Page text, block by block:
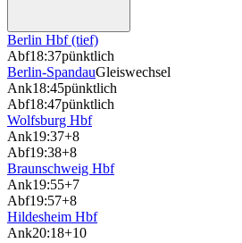
Berlin Hbf (tief)
Abf18:37pünktlich
Berlin-SpandauGleiswechsel
Ank18:45pünktlich
Abf18:47pünktlich
Wolfsburg Hbf
Ank19:37+8
Abf19:38+8
Braunschweig Hbf
Ank19:55+7
Abf19:57+8
Hildesheim Hbf
Ank20:18+10